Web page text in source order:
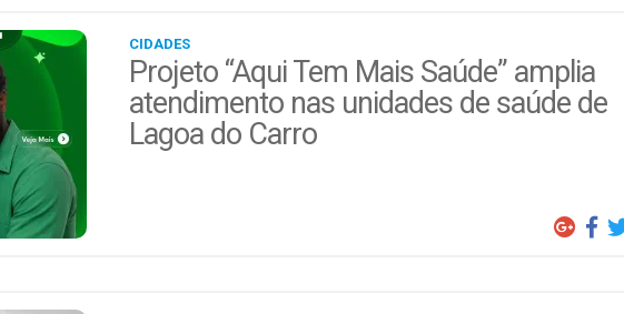
CIDADES
Projeto “Aqui Tem Mais Saúde” amplia
atendimento nas unidades de saúde de
Lagoa do Carro